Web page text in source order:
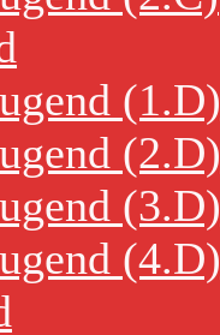
(1.D)
(2.D)
(3.D)
(4.D)